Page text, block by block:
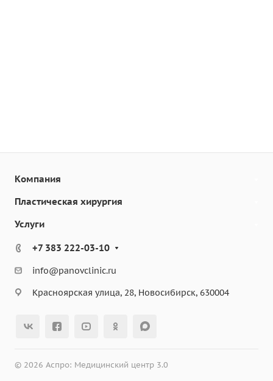
Компания
Пластическая хирургия
Услуги
+7 383 222-03-10
info@panovclinic.ru
Красноярская улица, 28, Новосибирск, 630004
© 2026 Аспро: Медицинский центр 3.0